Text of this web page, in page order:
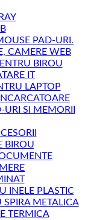
PAD-URI.
CAMERE WEB
BIROU
IT
LAPTOP
SI MEMORII
BIROU
INELE PLASTIC
SPIRA METALICA
TERMICA